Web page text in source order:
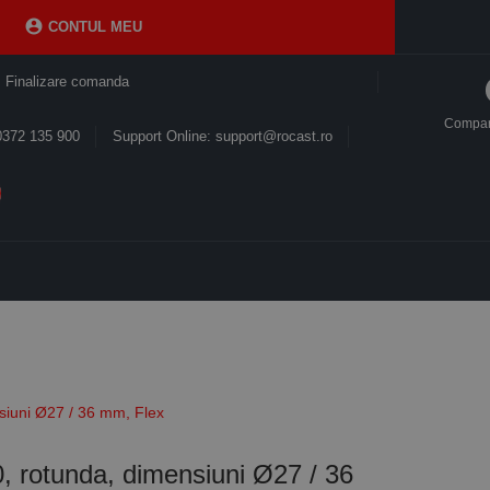
 CONTUL MEU
Finalizare comanda
Support Online: support@rocast.ro
135 900
Ø27 / 36 mm, Flex
rotunda, dimensiuni Ø27 / 36